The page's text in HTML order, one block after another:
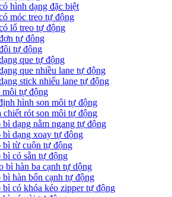
hình dạng đặc biệt
móc treo tự động
lổ treo tự động
tự đông
tự động
que tự động
que nhiều lane tự động
stick nhiếu lane tự động
môi tự động
hình son môi tự động
rót son môi tự động
dạng nằm ngang tự động
bì dạng xoay tự động
bì từ cuộn tự động
có sẵn tự động
bì hàn ba cạnh tự dộng
hàn bốn cạnh tự động
có khóa kéo zipper tự động